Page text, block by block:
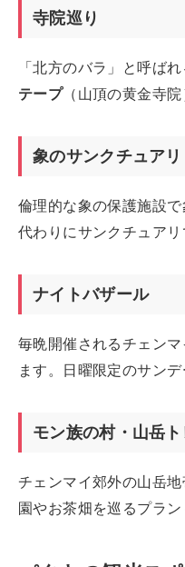
寺院巡り
「北方のバラ」と呼ば
テープ（山頂の黄金寺院
象のサンクチュアリ
倫理的な象の保護施設
代わりにサンクチュアリ
ナイトバザール
毎晩開催されるチェン
ます。日曜限定のサン
モン族の村・山岳
チェンマイ郊外の山岳
園やお茶畑を巡るプラン